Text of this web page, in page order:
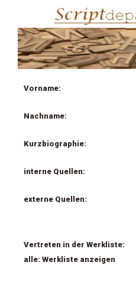
Vorname:
Nachname:
Kurzbiographie:
interne Quellen:
externe Quellen:
Vertreten in der Werkliste:
alle: Werkliste anzeigen